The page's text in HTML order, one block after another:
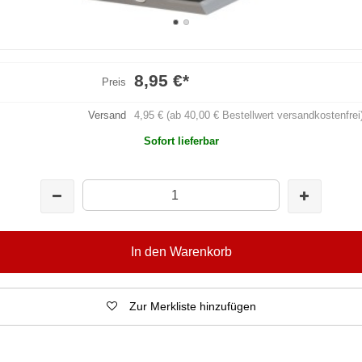
Preis 8,95 €*
Versand 4,95 € (ab 40,00 € Bestellwert
Sofort lieferbar
In den Warenkorb
Zur Merkliste hinzufügen